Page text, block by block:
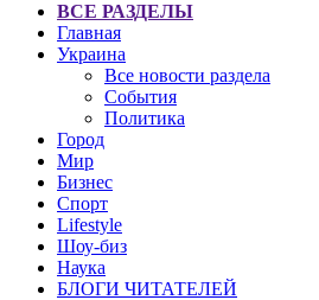
ВСЕ РАЗДЕЛЫ
Главная
Украина
Все новости раздела
События
Политика
Город
Мир
Бизнес
Спорт
Lifestyle
Шоу-биз
Наука
БЛОГИ ЧИТАТЕЛЕЙ